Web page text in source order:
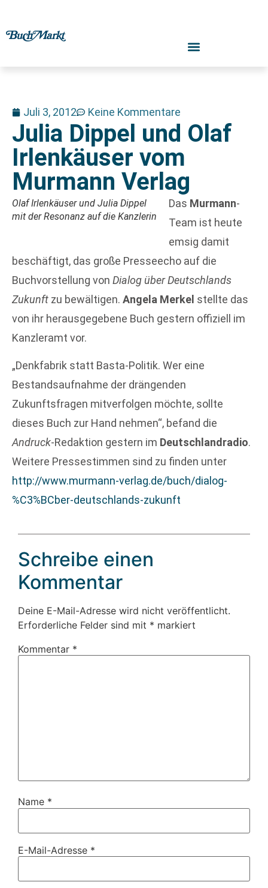
Juli 3, 2012 Keine Kommentare
Julia Dippel und Olaf
Irlenkäuser vom
Murmann Verlag
Olaf Irlenkäuser und Julia Dippel
mit der Resonanz auf die Kanzlerin
Das Murmann-
Team ist heute
emsig damit
beschäftigt, das große Presseecho auf die
Buchvorstellung von Dialog über Deutschlands
Zukunft zu bewältigen. Angela Merkel stellte das
von ihr herausgegebene Buch gestern offiziell im
Kanzleramt vor.
„Denkfabrik statt Basta-Politik. Wer eine
Bestandsaufnahme der drängenden
Zukunftsfragen mitverfolgen möchte, sollte
dieses Buch zur Hand nehmen“, befand die
Andruck-Redaktion gestern im Deutschlandradio.
Weitere Pressestimmen sind zu finden unter
http://www.murmann-verlag.de/buch/dialog-
%C3%BCber-deutschlands-zukunft
Schreibe einen
Kommentar
Deine E-Mail-Adresse wird nicht veröffentlicht.
Erforderliche Felder sind mit * markiert
Kommentar *
Name *
E-Mail-Adresse *